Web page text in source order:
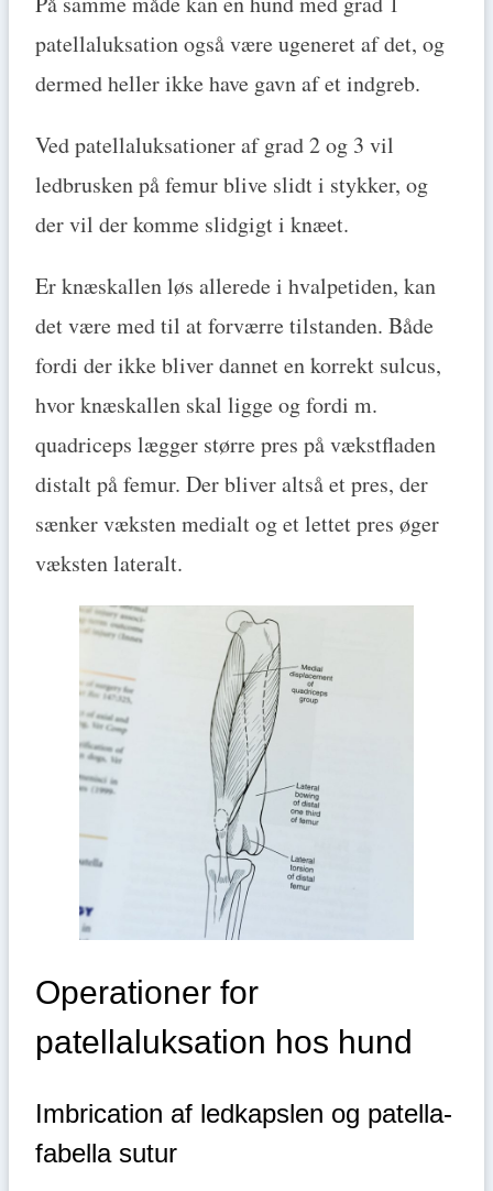
patellaluksation også være ugeneret af det, og
dermed heller ikke have gavn af et indgreb.
Ved patellaluksationer af grad 2 og 3 vil
ledbrusken på femur blive slidt i stykker, og
der vil der komme slidgigt i knæet.
Er knæskallen løs allerede i hvalpetiden, kan
det være med til at forværre tilstanden. Både
fordi der ikke bliver dannet en korrekt sulcus,
hvor knæskallen skal ligge og fordi m.
quadriceps lægger større pres på vækstfladen
distalt på femur. Der bliver altså et pres, der
sænker væksten medialt og et lettet pres øger
væksten lateralt.
Operationer for
patellaluksation hos hund
Imbrication af ledkapslen og patella-
fabella sutur